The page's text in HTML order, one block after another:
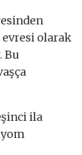
olarak
Bu
ila